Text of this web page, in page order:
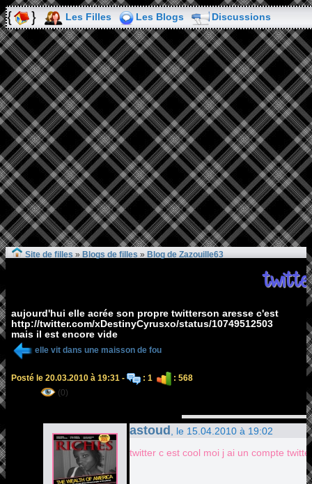
Les Filles Les Blogs Discussions
Site de filles » Blogs de filles » Blog de Zazouille63
aujourd'hui elle acrée son propre twitterson aresse c'est
http://twitter.com/xDestinyCyrusxo/status/10749512503
mais il est encore vide
elle vit dans une maisson de fou
Posté le 20.03.2010 à 19:31 - : 1
: 568
(0)
astoud
, le 15.04.2010 à 19:02
twitter c est cool moi j ai un compte